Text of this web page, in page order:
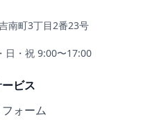
南町3丁目2番23号
日・祝 9:00〜17:00
ビス
フォーム